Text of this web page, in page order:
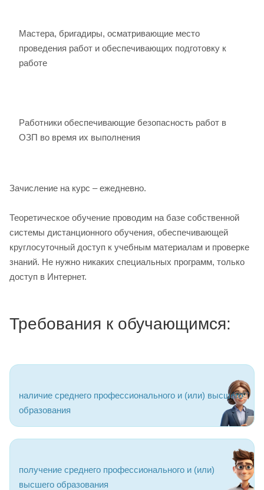
Мастера, бригадиры, осматривающие место
проведения работ и обеспечивающих подготовку к
работе
Работники обеспечивающие безопасность работ в
ОЗП во время их выполнения
Зачисление на курс – ежедневно.
Теоретическое обучение проводим на базе собственной
системы дистанционного обучения, обеспечивающей
круглосуточный доступ к учебным материалам и проверке
знаний. Не нужно никаких специальных программ, только
доступ в Интернет.
Требования к обучающимся:
наличие среднего профессионального и (или) высшего
образования
получение среднего профессионального и (или)
высшего образования